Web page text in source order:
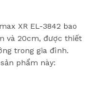
XR EL-3842 bao
và 20cm, được thiết
trong gia đình.
phẩm này: